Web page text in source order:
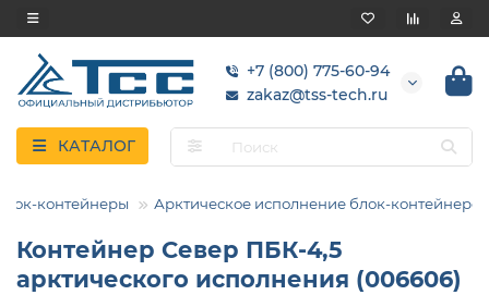
+7 (800) 775-60-94
zakaz@tss-tech.ru
КАТАЛОГ
контейнеры Арктическое исполнение блок-контейнеров
Контейнер Север ПБК-4,5
арктического исполнения (006606)